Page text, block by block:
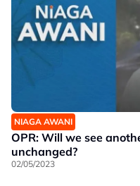
NIAGA AWANI
OPR: Will we see
unchanged?
02/05/2023